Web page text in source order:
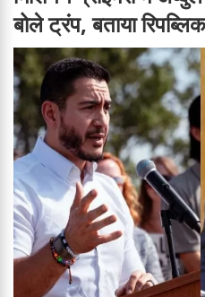
बोले ट्रंप, बताया